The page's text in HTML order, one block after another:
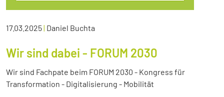
17.03.2025| Daniel Buchta
Wir sind dabei - FORUM 2030
Wir sind Fachpate beim FORUM 2030 - Kongress für
Transformation - Digitalisierung - Mobilität